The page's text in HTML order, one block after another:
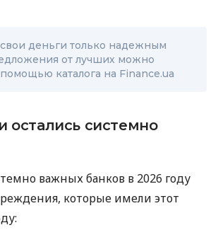
деньги только надежным
от лучших можно
каталога на Finance.ua
остались системно
важных банков в 2026 году
которые имели этот